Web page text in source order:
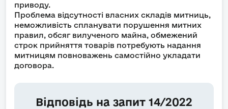
приводу.
Проблема відсутності власних складів митниць,
неможливість спланувати порушення митних
правил, обсяг вилученого майна, обмежений
строк прийняття товарів потребують надання
митницям повноважень самостійно укладати
договора.
Відповідь на запит 14/2022